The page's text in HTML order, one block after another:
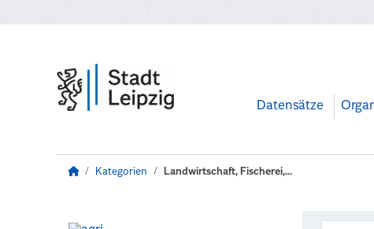
Datensätze
Kategorien Landwirtschaft, Fischerei,...